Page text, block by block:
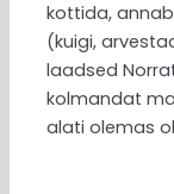
kottida,
(kuigi,
laadsed
kolmandat
alati olemas